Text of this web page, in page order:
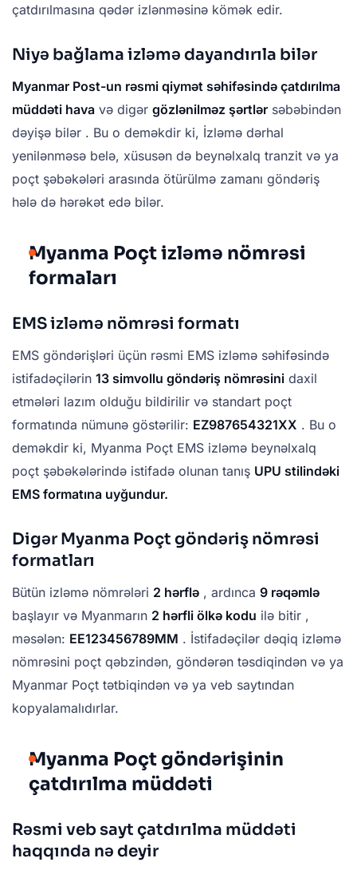
çatdırılmasına qədər izlənməsinə kömək edir.
Niyə bağlama izləmə dayandırıla bilər
Myanmar Post-un rəsmi qiymət səhifəsində çatdırılma
müddəti hava və digər gözlənilməz şərtlər səbəbindən
dəyişə bilər . Bu o deməkdir ki, İzləmə dərhal
yenilənməsə belə, xüsusən də beynəlxalq tranzit və ya
poçt şəbəkələri arasında ötürülmə zamanı göndəriş
hələ də hərəkət edə bilər.
Myanma Poçt izləmə nömrəsi
formaları
EMS izləmə nömrəsi formatı
EMS göndərişləri üçün rəsmi EMS izləmə səhifəsində
istifadəçilərin 13 simvollu göndəriş nömrəsini daxil
etmələri lazım olduğu bildirilir və standart poçt
formatında nümunə göstərilir: EZ987654321XX . Bu o
deməkdir ki, Myanma Poçt EMS izləmə beynəlxalq
poçt şəbəkələrində istifadə olunan tanış UPU stilindəki
EMS formatına uyğundur.
Digər Myanma Poçt göndəriş nömrəsi
formatları
Bütün izləmə nömrələri 2 hərflə , ardınca 9 rəqəmlə
başlayır və Myanmarın 2 hərfli ölkə kodu ilə bitir ,
məsələn: EE123456789MM . İstifadəçilər dəqiq izləmə
nömrəsini poçt qəbzindən, göndərən təsdiqindən və ya
Myanmar Poçt tətbiqindən və ya veb saytından
kopyalamalıdırlar.
Myanma Poçt göndərişinin
çatdırılma müddəti
Rəsmi veb sayt çatdırılma müddəti
haqqında nə deyir